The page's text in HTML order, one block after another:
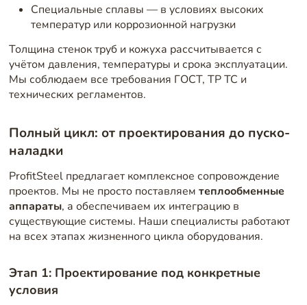
Специальные сплавы — в условиях высоких
температур или коррозионной нагрузки
Толщина стенок труб и кожуха рассчитывается с
учётом давления, температуры и срока эксплуатации.
Мы соблюдаем все требования ГОСТ, ТР ТС и
технических регламентов.
Полный цикл: от проектирования до пуско-
наладки
ProfitSteel предлагает комплексное сопровождение
проектов. Мы не просто поставляем теплообменные
аппараты, а обеспечиваем их интеграцию в
существующие системы. Наши специалисты работают
на всех этапах жизненного цикла оборудования.
Этап 1: Проектирование под конкретные
условия